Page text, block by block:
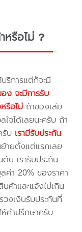
หรือไม่ ?
ริการแต่ก็จะมี
อง จะมีการรับ
รือไม่ ถ้าของเสีย
จได้เลยนะครับ ถ้า
รับ เรามีรับประกัน
ายตั้งแต่แรกเลย
น เรารับประกัน
ค่า 20% ของราคา
ค้าและแจ้งไม่เกิน
งเงินรับประกันที่
ห้คำปรึกษาครับ